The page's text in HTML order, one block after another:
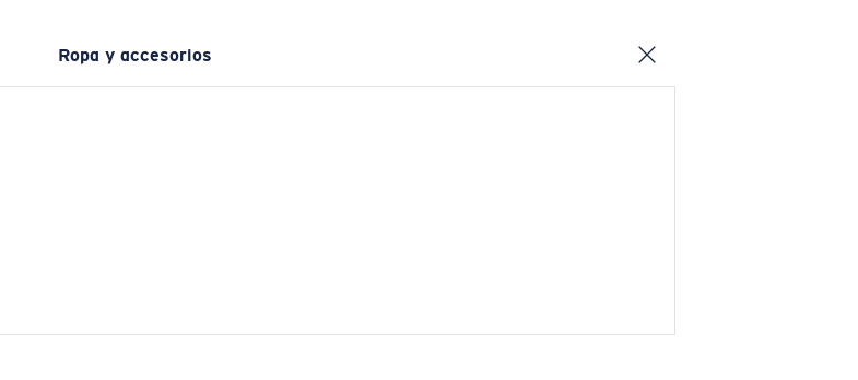
Ropa y accesorios